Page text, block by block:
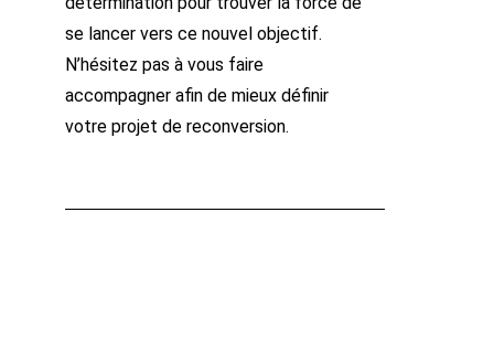
se lancer vers ce nouvel objectif.
N’hésitez pas à vous faire
accompagner afin de mieux définir
votre projet de reconversion.